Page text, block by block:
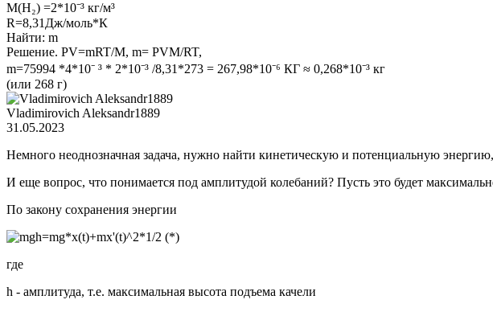
M(H₂) =2*10⁻³ кг/м³
R=8,31Дж/моль*К
Найти: m
Решение. PV=mRT/M, m= PVM/RT,
m=75994 *4*10⁻ ³ * 2*10⁻³ /8,31*273 = 267,98*10⁻⁶ КГ ≈ 0,268*10⁻³ кг
(или 268 г)
Vladimirovich Aleksandr1889
31.05.2023
Немного неоднозначная задача, нужно найти кинетическую и потенциальную
И еще вопрос, что понимается под амплитудой колебаний? Пусть это будет
По закону сохранения энергии
(*)
где
h - амплитуда, т.е. максимальная высота подъема качели